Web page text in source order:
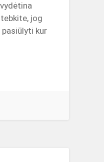
jog
kur